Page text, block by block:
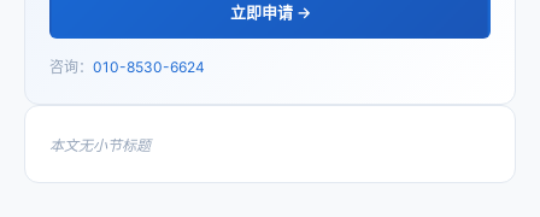
立即申请 →
咨询： 010-8530-6624
本文无小节标题